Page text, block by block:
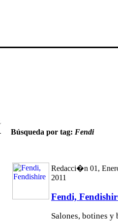
Búsqueda por tag: Fendi
Redacci�n 01,
2011
Fendi,
Salones, botines y